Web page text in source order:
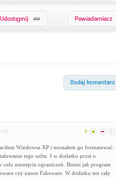
4
Windowsa XP i musiałem go formatować.
tego softu. I w dodatku prosi o
celu usunięcia ograniczeń. Brzmi jak program
czy nawet Fakeware. W dodatku ten cały